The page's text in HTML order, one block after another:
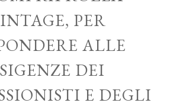
PER
ALLE
DEI
E DEGLI